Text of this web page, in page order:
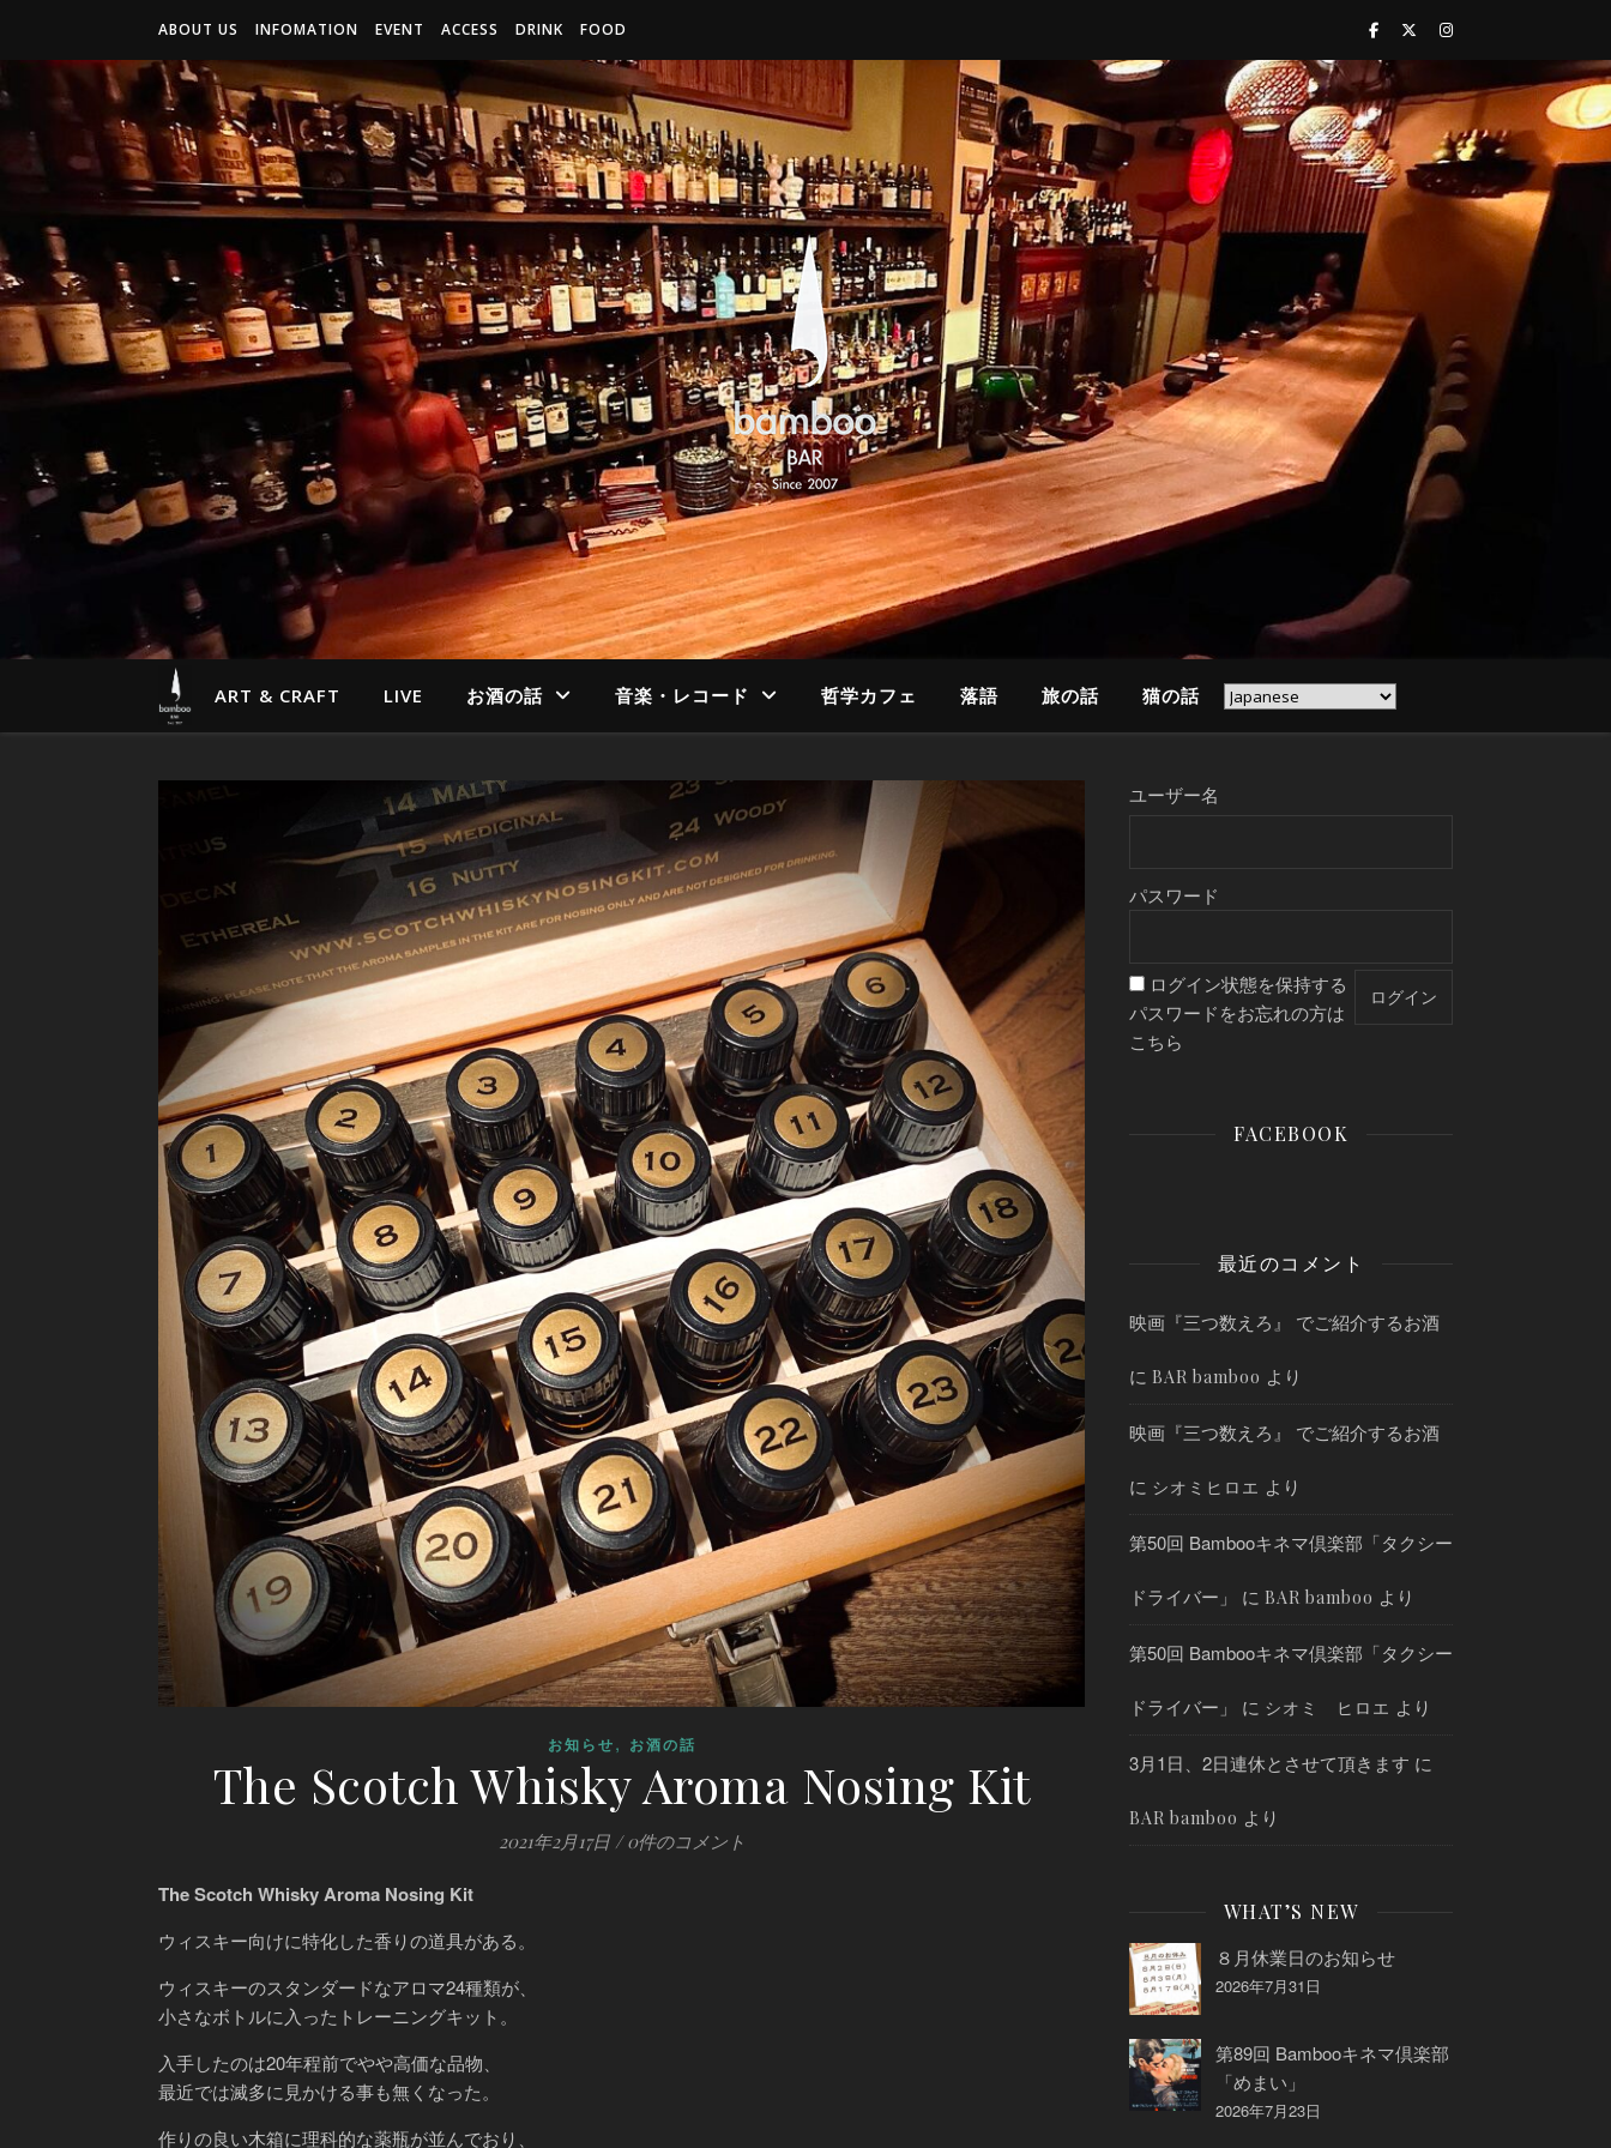
ABOUT US INFOMATION EVENT ACCESS DRINK FOOD
ART & CRAFT LIVE お酒の話 音楽・レコード 哲学カフェ 落語 旅の話 猫の話
お知らせ, お酒の話
The Scotch Whisky Aroma Nosing Kit
2021年2月17日 / 0件のコメント
The Scotch Whisky Aroma Nosing Kit
ウィスキー向けに特化した香りの道具がある。
ウィスキーのスタンダードなアロマ24種類が、
小さなボトルに入ったトレーニングキット。
入手したのは20年程前でやや高価な品物、
最近では滅多に見かける事も無くなった。
作りの良い木箱に理科的な薬瓶が並んでおり、
ユーザー名
パスワード
ログイン状態を保持する
パスワードをお忘れの方は
こちら
FACEBOOK
最近のコメント
映画『三つ数えろ』 でご紹介するお酒
に BAR bamboo より
映画『三つ数えろ』 でご紹介するお酒
に シオミヒロエ より
第50回 Bambooキネマ倶楽部「タクシー
ドライバー」 に BAR bamboo より
第50回 Bambooキネマ倶楽部「タクシー
ドライバー」 に シオミ ヒロエ より
3月1日、2日連休とさせて頂きます に
BAR bamboo より
WHAT’S NEW
８月休業日のお知らせ
2026年7月31日
第89回 Bambooキネマ倶楽部
「めまい」
2026年7月23日